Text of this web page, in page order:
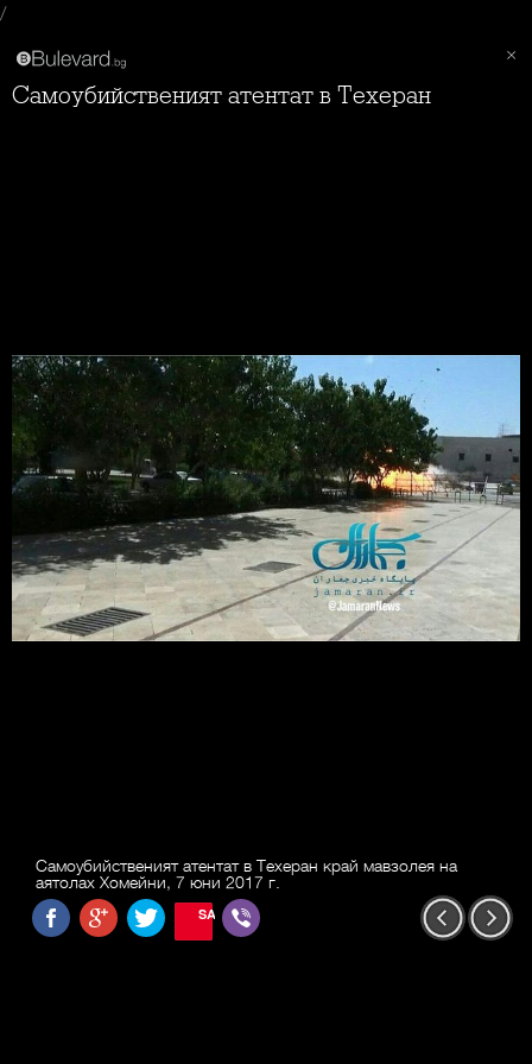
/
Самоубийственият атентат в Техеран
Самоубийственият атентат в Техеран край мавзолея на
аятолах Хомейни, 7 юни 2017 г.
SAVE